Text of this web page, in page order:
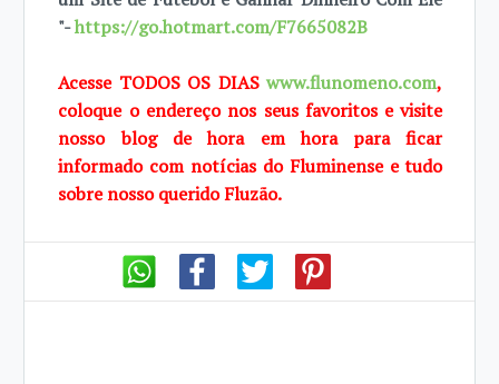
"-https://go.hotmart.com/F7665082B
Acesse TODOS OS DIASwww.flunomeno.com,
coloque o endereço nos seus favoritos e visite
nosso blog de hora em hora para ficar
informado com notícias do Fluminense e tudo
sobre nosso querido Fluzão.